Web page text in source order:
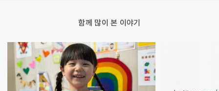
함께 많이 본 이야기